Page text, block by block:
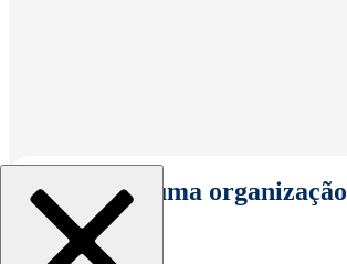
Selecionar uma organização